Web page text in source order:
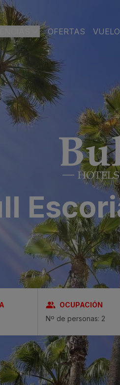
Spa
ADULTOS
OFERTAS
OCUPACIÓN
Nº de personas: 2